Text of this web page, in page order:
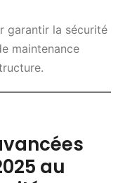
garantir la sécurité
maintenance
au